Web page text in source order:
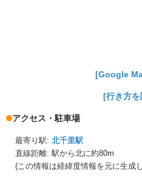
[Google
[行き方を
アクセス・駐車場
最寄り駅: 北千里駅
直線距離: 駅から北に約80m
(この情報は経緯度情報を元に生成